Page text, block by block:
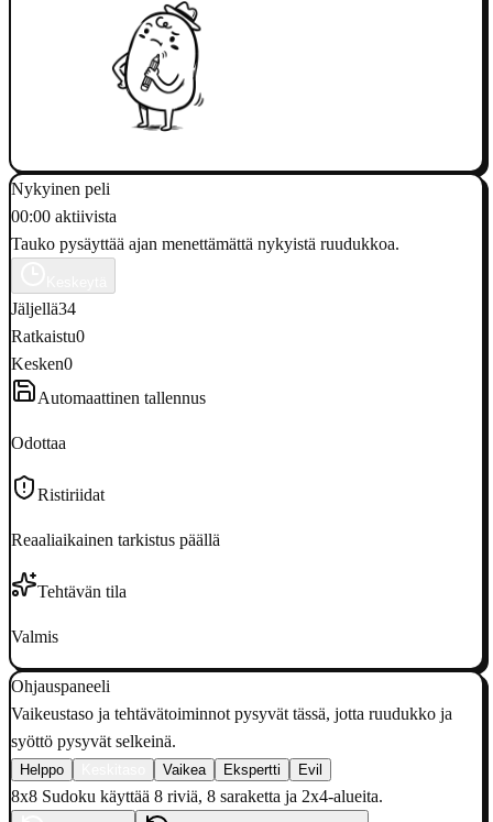
Nykyinen peli
00:00 aktiivista
Tauko pysäyttää ajan menettämättä nykyistä ruudukkoa.
Jäljellä34
Ratkaistu0
Kesken0
Automaattinen tallennus
Odottaa
Ristiriidat
Reaaliaikainen tarkistus päällä
Tehtävän tila
Valmis
Ohjauspaneeli
Vaikeustaso ja tehtävätoiminnot pysyvät tässä, jotta ruudukko ja
syöttö pysyvät selkeinä.
Helppo Vaikea Ekspertti Evil
8x8 Sudoku käyttää 8 riviä, 8 saraketta ja 2x4-alueita.